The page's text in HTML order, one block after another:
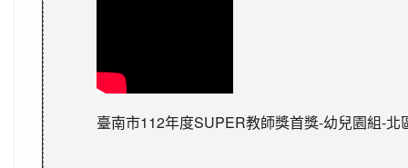
臺南市112年度SUPER教師獎首獎-幼兒園組-